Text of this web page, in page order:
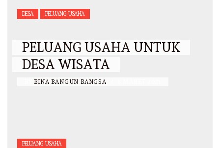
DESA PELUANG USAHA
PELUANG USAHA UNTUK
DESA WISATA
BINA BANGUN BANGSA
PELUANG USAHA